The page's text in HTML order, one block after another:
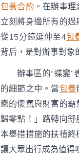
包養合約 。在辦事
立刻將身邊所有的
從15分鐘延伸至4包
背后，是對辦事對象
辦事區的“蝶變
的細節之中。當包養
戀的傻氣與財富的霸
歸零點！」路轉向
本舉措措施的扶植終
讓大眾出行成為值得